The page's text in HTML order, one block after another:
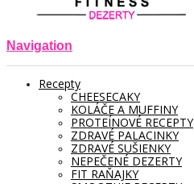
Navigation
Recepty
CHEESECAKY
KOLÁČE A MUFFINY
PROTEÍNOVÉ RECEPTY
ZDRAVÉ PALACINKY
ZDRAVÉ SUŠIENKY
NEPEČENÉ DEZERTY
FIT RAŇAJKY